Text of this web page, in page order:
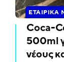
ΕΤΑΙΡΙΚΆ
Coca-
500ml
νέους